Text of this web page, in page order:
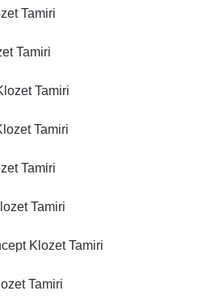
Tamiri
Tamiri
Tamiri
Tamiri
Tamiri
Tamiri
Klozet Tamiri
Tamiri